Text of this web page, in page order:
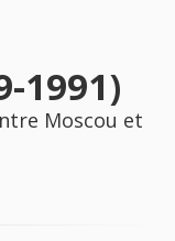
1991)
Moscou et